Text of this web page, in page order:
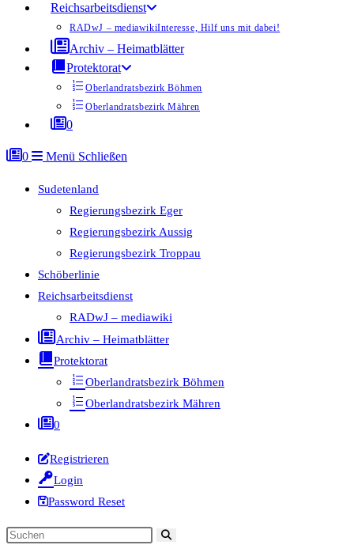
Reichsarbeitsdienst
RADwJ – mediawikiInteresse, Hilf uns mit dabei!
Archiv – Heimatblätter
Protektorat
Oberlandratsbezirk Böhmen
Oberlandratsbezirk Mähren
0
0 Menü Schließen
Sudetenland
Regierungsbezirk Eger
Regierungsbezirk Aussig
Regierungsbezirk Troppau
Schöberlinie
Reichsarbeitsdienst
RADwJ – mediawiki
Archiv – Heimatblätter
Protektorat
Oberlandratsbezirk Böhmen
Oberlandratsbezirk Mähren
0
Registrieren
Login
Password Reset
Diese